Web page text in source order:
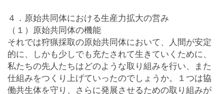
４．原始共同体における生産力拡大の営み
（１）原始共同体の機能
それでは狩猟採取の原始共同体において、人間が安定
的に、しかも少しでも充たされて生きていくために、
私たちの先人たちはどのような取り組みを行い、また
仕組みをつくり上げていったのでしょうか。１つは協
働共生体を守り、さらに発展させるための取り組みが